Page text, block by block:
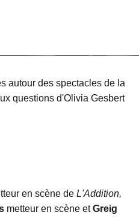
autour des spectacles de la
questions d'Olivia Gesbert
en scène de L'Addition,
metteur en scène etGreig